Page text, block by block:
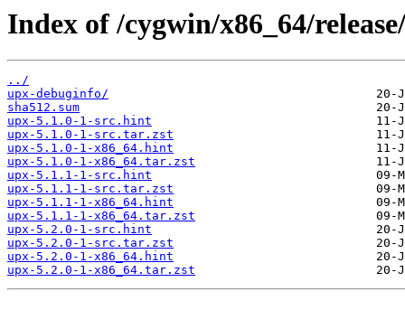
Index of /cygwin/x86_64/
../
upx-debuginfo/
sha512.sum
upx-5.1.0-1-src.hint
upx-5.1.0-1-src.tar.zst
upx-5.1.0-1-x86_64.hint
upx-5.1.0-1-x86_64.tar.zst
upx-5.1.1-1-src.hint
upx-5.1.1-1-src.tar.zst
upx-5.1.1-1-x86_64.hint
upx-5.1.1-1-x86_64.tar.zst
upx-5.2.0-1-src.hint
upx-5.2.0-1-src.tar.zst
upx-5.2.0-1-x86_64.hint
upx-5.2.0-1-x86_64.tar.zst